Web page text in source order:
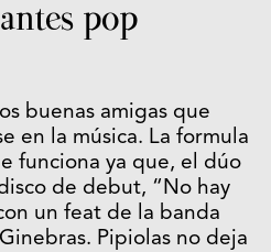
pop
buenas amigas que
en la música. La formula
funciona ya que, el dúo
de debut, “No hay
un feat de la banda
Pipiolas no deja